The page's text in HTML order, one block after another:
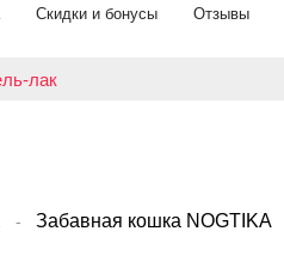
Скидки и бонусы Отзывы
лак
Забавная кошка NOGTIKA